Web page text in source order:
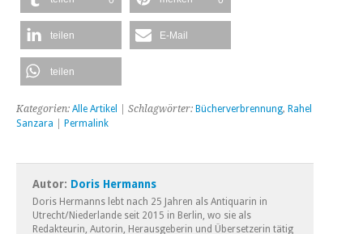
teilen E-Mail
teilen
Kategorien: Alle Artikel | Schlagwörter: Bücherverbrennung, Rahel
Sanzara
Permalink
Autor: Doris Hermanns
Doris Hermanns lebt nach 25 Jahren als Antiquarin in
Utrecht/Niederlande seit 2015 in Berlin, wo sie als
Redakteurin, Autorin, Herausgeberin und Übersetzerin tätig